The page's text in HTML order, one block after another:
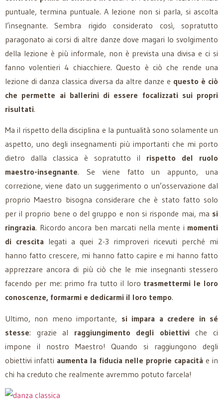
puntuale, termina puntuale. A lezione non si parla, si ascolta
l’insegnante. Sembra rigido considerato così, sopratutto
paragonato ai corsi di altre danze dove magari lo svolgimento
della lezione è più informale, non è prevista una divisa e ci si
fanno volentieri 4 chiacchiere. Questo è ciò che rende una
lezione di danza classica diversa da altre danze e questo è ciò
che permette ai ballerini di essere focalizzati sui propri
risultati.
Ma il rispetto della disciplina e la puntualità sono solamente un
aspetto, uno degli insegnamenti più importanti che mi porto
dietro dalla classica è sopratutto il rispetto del ruolo
maestro-insegnante. Se viene fatto un appunto, una
correzione, viene dato un suggerimento o un’osservazione dal
proprio Maestro bisogna considerare che è stato fatto solo
per il proprio bene o del gruppo e non si risponde mai, ma si
ringrazia. Ricordo ancora ben marcati nella mente i momenti
di crescita legati a quei 2-3 rimproveri ricevuti perché mi
hanno fatto crescere, mi hanno fatto capire e mi hanno fatto
apprezzare ancora di più ciò che le mie insegnanti stessero
facendo per me: primo fra tutto il loro trasmettermi le loro
conoscenze, formarmi e dedicarmi il loro tempo.
Ultimo, non meno importante, si impara a credere in sé
stesse: grazie al raggiungimento degli obiettiviche ci
impone il nostro Maestro! Quando si raggiungono degli
obiettivi infatti aumenta la fiducia nelle proprie capacità e in
chi ha creduto che realmente avremmo potuto farcela!